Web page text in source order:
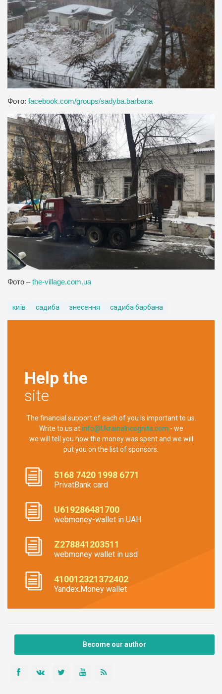
Фото: facebook.com/groups/sadyba.barbana
Фото –the-village.com.ua
київ садиба знесення садиба барбана
Help the
site
The financial support of each of you is important to us.
Write to us atinfo@UkrainaIncognita.com - we
we will tell you how the money was spent and we will
put you on the list of sponsors.
5168 7420 1998 6771
PrivatBank card
U619286481700
webmoney-wallet in UAH
Z278841203511
webmoney wallet in usd
410012321372402
Yandex.Money wallet
Become our author